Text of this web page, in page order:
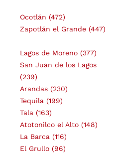
Ocotlán (472)
Zapotlán el Grande (447)
Lagos de Moreno (377)
San Juan de los Lagos
(239)
Arandas (230)
Tequila (199)
Tala (163)
Atotonilco el Alto (148)
La Barca (116)
El Grullo (96)